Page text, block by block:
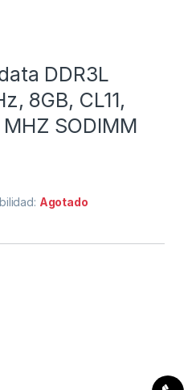
DDR3L
8GB, CL11,
SODIMM
Agotado